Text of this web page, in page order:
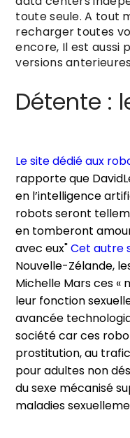
toute seule. A tout
recharger toutes
encore, Il est aussi
versions
Détente :
Le site dédié aux
rapporte que
en l’intelligence
robots seront
en tomberont
avec eux"Cet autre
Nouvelle-Zélande,
Michelle Mars ces «
leur fonction
avancée
société car ces
prostitution, au
pour adultes non
du sexe mécanisé
maladies